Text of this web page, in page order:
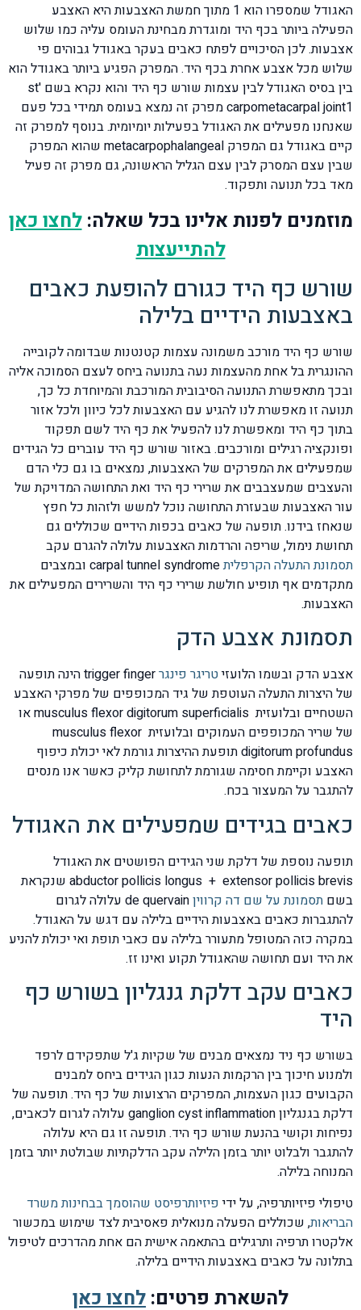
האגודל שמספרו הוא 1 מתוך חמשת האצבעות היא האצבע
הפעילה ביותר בכף היד ומוגדרת מבחינת העומס עליה כמו שלוש
אצבעות. לכן הסיכויים לפתח כאבים בעקר באגודל גבוהים פי
שלוש מכל אצבע אחרת בכף היד. המפרק הפגיע ביותר באגודל הוא
בין בסיס האגודל לבין עצמות שורש כף היד והוא נקרא בשם st'
carpometacarpal joint1 מפרק זה נמצא בעומס תמידי בכל פעם
שאנחנו מפעילים את האגודל בפעילות יומיומית. בנוסף למפרק זה
קיים באגודל גם המפרק metacarpophalangeal שהוא המפרק
שבין עצם המסרק לבין עצם הגליל הראשונה, גם מפרק זה פעיל
מאד בכל תנועה ותפקוד.
מוזמנים לפנות אלינו בכל שאלה:לחצו כאן
להתייעצות
שורש כף היד כגורם להופעת כאבים
באצבעות הידיים בלילה
שורש כף היד מורכב משמונה עצמות קטנטנות שבדומה לקובייה
ההונגרית בל אחת מהעצמות נעה בתנועה ביחס לעצם הסמוכה אליה
ובכך מתאפשרת התנועה הסיבובית המורכבת והמיוחדת כל כך,
תנועה זו מאפשרת לנו להגיע עם האצבעות לכל כיוון ולכל אזור
בתוך כף היד ומאפשרת לנו להפעיל את כף היד לשם תפקוד
ופונקציה רגילים ומורכבים. באזור שורש כף היד עוברים כל הגידים
שמפעילים את המפרקים של האצבעות, נמצאים בו גם כלי הדם
והעצבים שמעצבבים את שרירי כף היד ואת התחושה המדויקת של
עור האצבעות שבעזרת התחושה נוכל למשש ולזהות כל חפץ
שנאחז בידנו. תופעה של כאבים בכפות הידיים שכוללים גם
תחושת נימול, שריפה והרדמות האצבעות עלולה להגרם עקב
תסמונת התעלה הקרפלית
carpal tunnel syndrome ובמצבים
מתקדמים אף תופיע חולשת שרירי כף היד והשרירים המפעילים את
האצבעות.
תסמונת אצבע הדק
אצבע הדק ובשמו הלועזיטריגר פינגר
trigger finger הינה תופעה
של היצרות התעלה העוטפת של גיד המכופפים של מפרקי האצבע
השטחיים ובלועזית musculus flexor digitorum superficialis או
של שריר המכופפים העמוקים ובלועזית musculus flexor
digitorum profundus תופעת ההיצרות גורמת לאי יכולת כיפוף
האצבע וקיימת חסימה שגורמת לתחושת קליק כאשר אנו מנסים
להתגבר על המעצור בכח.
כאבים בגידים שמפעילים את האגודל
תופעה נוספת של דלקת שני הגידים הפושטים את האגודל
abductor pollicis longus + extensor pollicis brevis שנקראת
בשם תסמונת על שם דה קרווין
de quervain עלולה לגרום
להתגברות כאבים באצבעות הידיים בלילה עם דגש על האגודל.
במקרה כזה המטופל מתעורר בלילה עם כאבי תופת ואי יכולת להניע
את היד ועם תחושה שהאגודל תקוע ואינו זז.
כאבים עקב דלקת גנגליון בשורש כף
היד
בשורש כף ניד נמצאים מבנים של שקיות ג'ל שתפקידם לרפד
ולמנוע חיכוך בין הרקמות הנעות כגון הגידים ביחס למבנים
הקבועים כגון העצמות, המפרקים הרצועות של כף היד. תופעה של
דלקת בגנגליון ganglion cyst inflammation עלולה לגרום לכאבים,
נפיחות וקושי בהנעת שורש כף היד. תופעה זו גם היא עלולה
להתגבר ולבלוט יותר בזמן הלילה עקב הדלקתיות שבולטת יותר בזמן
המנוחה בלילה.
טיפולי פיזיותרפיה, על ידי פיזיותרפיסט שהוסמך בבחינות משרד
הבריאות, שכוללים הפעלה מנואלית פאסיבית לצד שימוש במכשור
אלקטרו תרפיה ותרגילים בהתאמה אישית הם אחת מהדרכים לטיפול
בתלונה על כאבים באצבעות הידיים בלילה.
להשארת פרטים: לחצו כאן